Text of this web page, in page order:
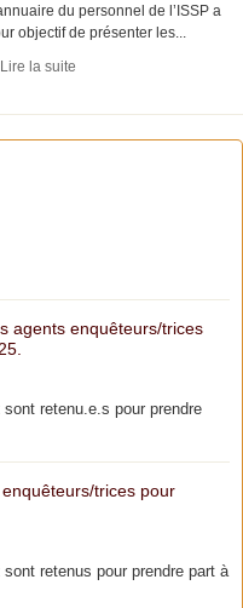
du personnel de l’ISSP a
objectif de présenter les...
Lire la suite
agents enquêteurs/trices
retenu.e.s pour prendre
trices pour
retenus pour prendre part à